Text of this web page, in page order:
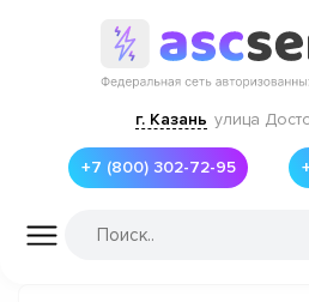
г. Казань улица
+7 (800) 302-72-95